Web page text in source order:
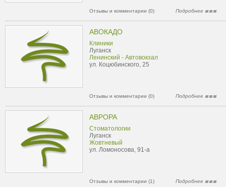
Отзывы и комментарии (0) Подробнее
АВОКАДО
Клиники
Луганск
Ленинский - Автовокзал
ул. Коцюбинского, 25
Отзывы и комментарии (0) Подробнее
АВРОРА
Стоматологии
Луганск
Жовтневый
ул. Ломоносова, 91-а
Отзывы и комментарии (1) Подробнее